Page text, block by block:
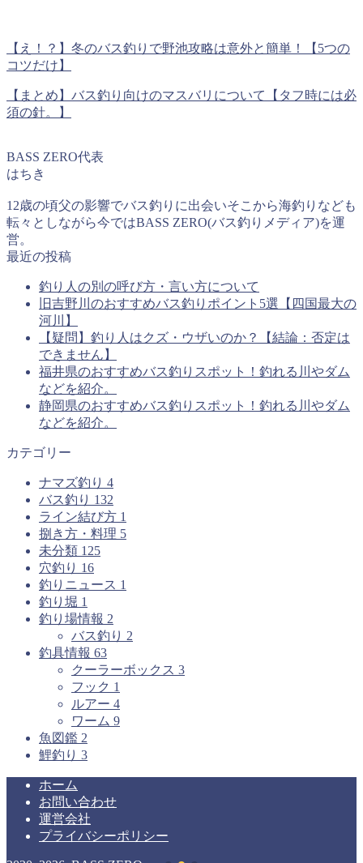
【え！？】冬のバス釣りで野池攻略は意外と簡単！【5つの
コツだけ】
【まとめ】バス釣り向けのマスバリについて【タフ時には必
須の針。】
BASS ZERO代表
はちき
12歳の頃父の影響でバス釣りに出会いそこから海釣りなども
転々としながら今ではBASS ZERO(バス釣りメディア)を運
営。
最近の投稿
釣り人の別の呼び方・言い方について
旧吉野川のおすすめバス釣りポイント5選【四国最大の
河川】
【疑問】釣り人はクズ・ウザいのか？【結論：否定は
できません】
福井県のおすすめバス釣りスポット！釣れる川やダム
などを紹介。
静岡県のおすすめバス釣りスポット！釣れる川やダム
などを紹介。
カテゴリー
ナマズ釣り 4
バス釣り 132
ライン結び方 1
捌き方・料理 5
未分類 125
穴釣り 16
釣りニュース 1
釣り堀 1
釣り場情報 2
バス釣り 2
釣具情報 63
クーラーボックス 3
フック 1
ルアー 4
ワーム 9
魚図鑑 2
鯉釣り 3
ホーム
お問い合わせ
運営会社
プライバシーポリシー